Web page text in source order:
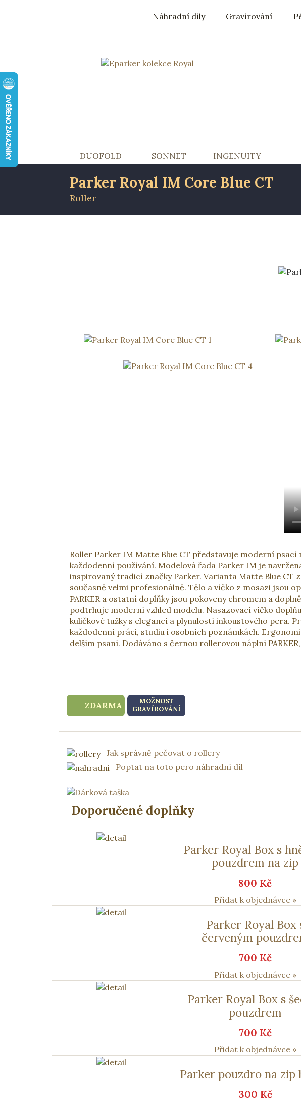
Náhradní díly Gravírování
DUOFOLD SONNET INGENUITY
Parker Royal IM Core Blue CT
Roller
Roller Parker IM Matte Blue CT představuje moderní
každodenní používání. Modelová řada Parker IM je
inspirovaný tradicí značky Parker. Varianta Matte Blue
současně velmi profesionálně. Tělo a víčko z mosazi jsou
PARKER a ostatní doplňky jsou pokoveny chromem a
podtrhuje moderní vzhled modelu. Nasazovací víčko
kuličkové tužky s elegancí a plynulostí inkoustového pera.
každodenní práci, studiu i osobních poznámkách.
delším psaní. Dodáváno s černou rollerovou náplní
ZDARMA
MOŽNOST
GRAVÍROVÁNÍ
Jak správně pečovat o rollery
Poptat na toto pero náhradní díl
Doporučené doplňky
Parker Royal Box s
pouzdrem na zip
800 Kč
Přidat k objednávce »
Parker Royal Box
červeným
700 Kč
Přidat k objednávce »
Parker Royal Box s
pouzdrem
700 Kč
Přidat k objednávce »
Parker pouzdro na zip
300 Kč